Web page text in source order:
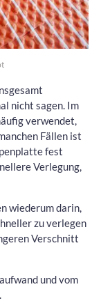
nicht sagen. Im
verwendet,
Fällen ist
fest
Verlegung,
wiederum darin,
zu verlegen
Verschnitt
und vom